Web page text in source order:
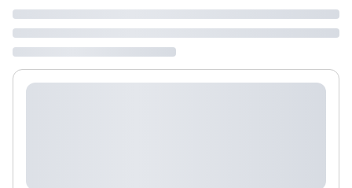
i zarezerwuj ją. Zrób oddzielne rezerwacje dla każdego
kolejnego pokoju lubskontaktuj się z nami,by złożyć
zamówienie u naszego doradcy.
Maksymalna liczba uczestników
maksymalny limit dla 1 pokoju.